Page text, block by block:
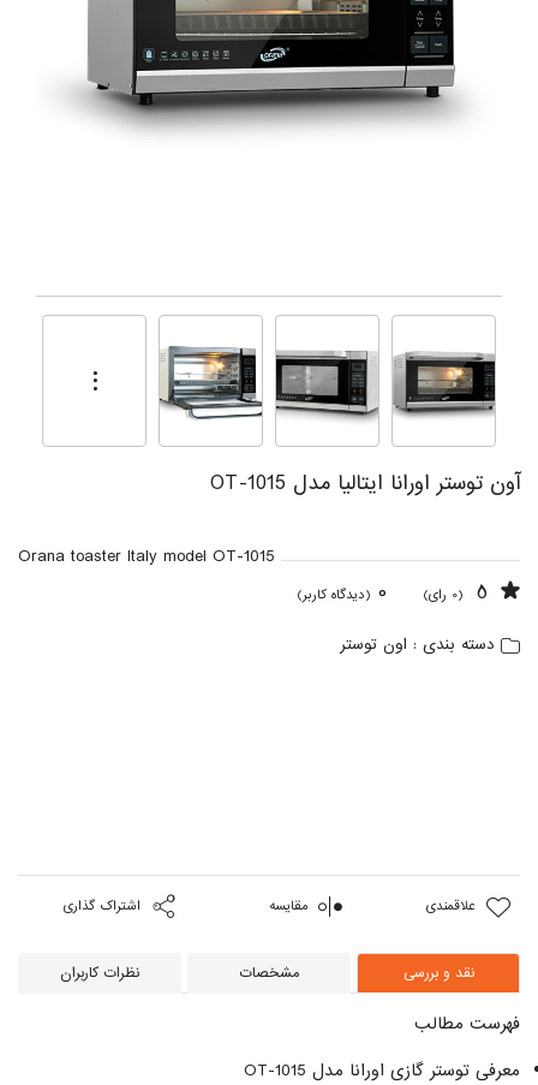
آون توستر اورانا ایتالیا مدل OT-1015
Orana toaster Italy model OT-1015
(0 رای) 0 (دیدگاه کاربر)
دسته بندی : اون توستر
علاقمندی مقایسه اشتراک گذاری
نقد و بررسی مشخصات نظرات کاربران
فهرست مطالب
معرفی توستر گازی اورانا مدل OT-1015